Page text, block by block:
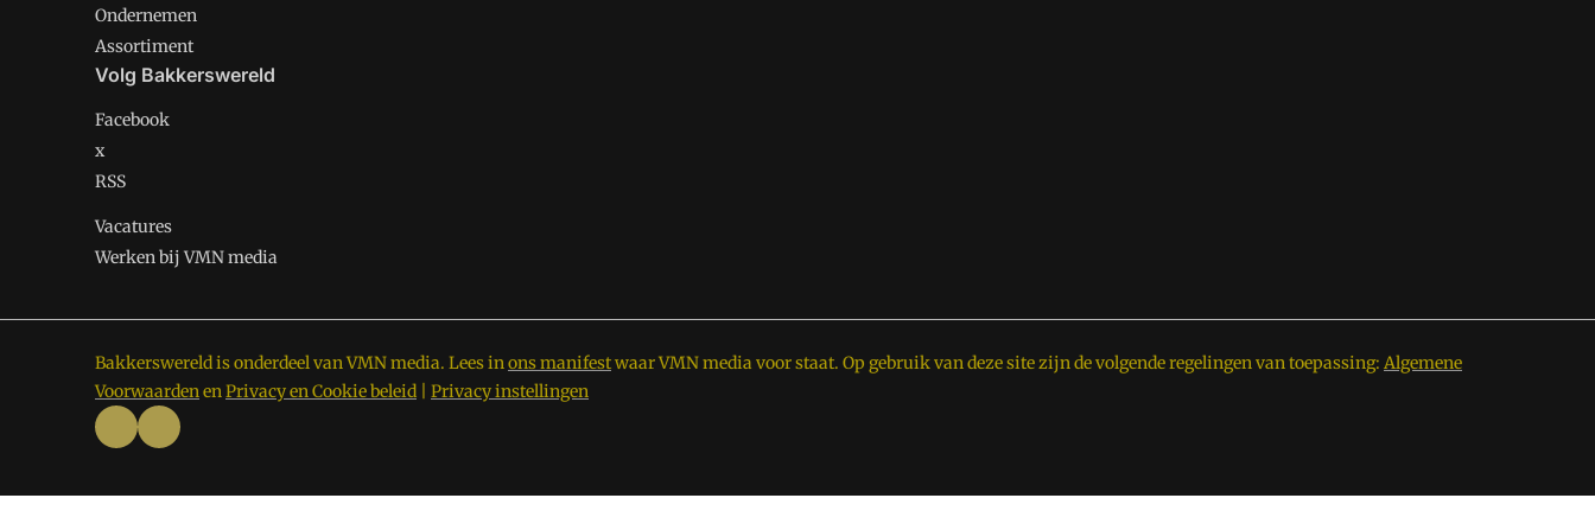
Ondernemen
Assortiment
Volg Bakkerswereld
Facebook
x
RSS
Vacatures
Werken bij VMN media
Bakkerswereld is onderdeel van VMN media. Lees inons manifestwaar VMN media voor staat. Op gebruik van deze site zijn de volgende regelingen van toepassing: Algemene
VoorwaardenenPrivacy en Cookie beleid Privacy instellingen